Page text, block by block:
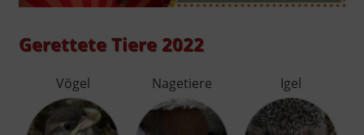
Gerettete Tiere 2022
Vögel Nagetiere Igel